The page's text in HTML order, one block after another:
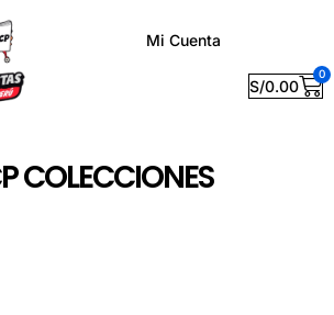
Mi Cuenta
S/0.00
0
COLECCIONES